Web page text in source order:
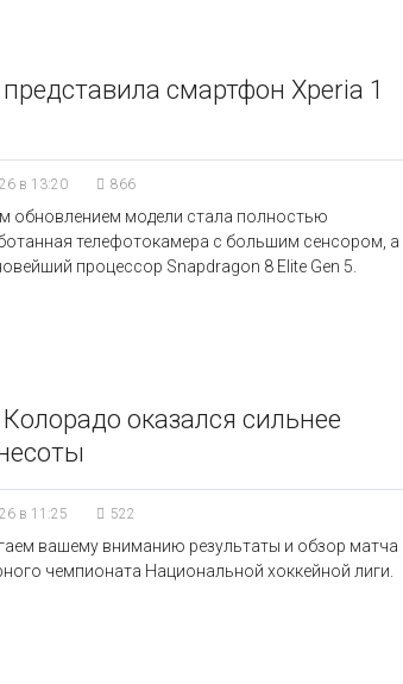
смартфон Xperia 1
в 13:20 866
обновлением модели стала полностью
телефотокамера с большим сенсором, а
процессор Snapdragon 8 Elite Gen 5.
оказался сильнее
в 11:25 522
вашему вниманию результаты и обзор матча
чемпионата Национальной хоккейной лиги.